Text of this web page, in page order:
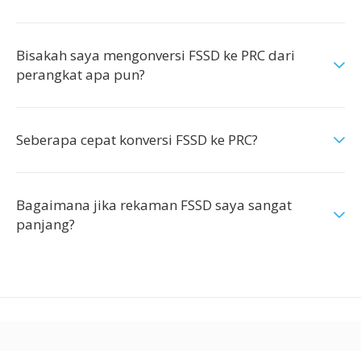
Bisakah saya mengonversi FSSD ke PRC dari
perangkat apa pun?
Seberapa cepat konversi FSSD ke PRC?
Bagaimana jika rekaman FSSD saya sangat
panjang?